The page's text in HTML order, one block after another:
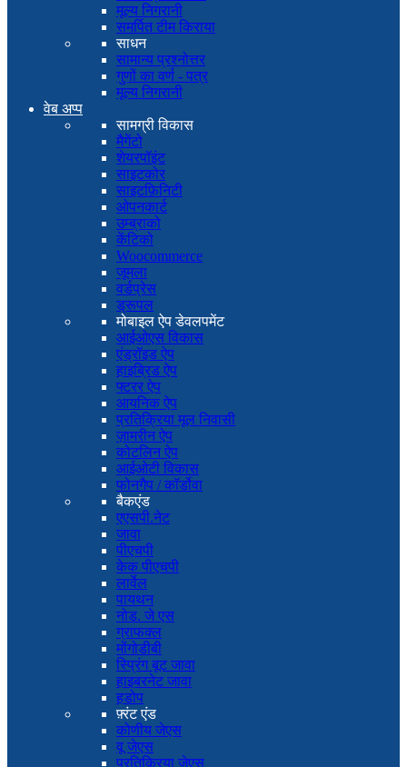
मूल्य निगरानी
समर्पित टीम किराया
साधन
सामान्य प्रश्नोत्तर
गुणों का वर्ण - पत्र
मूल्य निगरानी
वेब अप्प
सामग्री विकास
मैगेंटो
शेयरपॉइंट
साइटकोर
साइटफ़िनिटी
ओपनकार्ट
उम्ब्राको
केंटिको
Woocommerce
जूमला
वर्डप्रेस
ड्रूपल
मोबाइल ऐप डेवलपमेंट
आईओएस विकास
एंड्रॉइड ऐप
हाइब्रिड ऐप
फ्टरर ऐप
आयनिक ऐप
प्रतिक्रिया मूल निवासी
ज़ामरीन ऐप
कोटलिन ऐप
आईओटी विकास
फोनगैप / कॉर्डोवा
बैकएंड
एएसपी.नेट
जावा
पीएचपी
केक पीएचपी
लार्वेल
पायथन
नोड. जे एस
ग्राफक्ल
मोंगोडीबी
स्प्रिंग बूट जावा
हाइबरनेट जावा
हडोप
फ़्रंट एंड
कोणीय जेएस
वू जेएस
प्रतिक्रिया जेएस